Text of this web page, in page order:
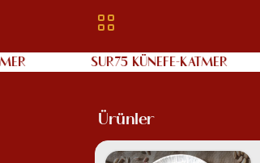
SUR75 KÜNEFE-KATMER
Ürünler